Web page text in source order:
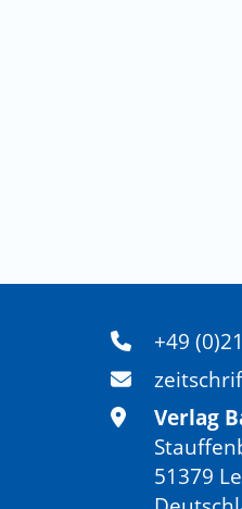
+49
Verlag
51379